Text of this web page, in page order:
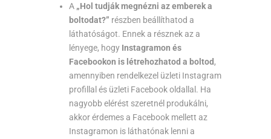
A „Hol tudják megnézni az emberek a
boltodat?” részben beállíthatod a
láthatóságot. Ennek a résznek az a
lényege, hogy Instagramon és
Facebookon is létrehozhatod a boltod ,
amennyiben rendelkezel üzleti Instagram
profillal és üzleti Facebook oldallal. Ha
nagyobb elérést szeretnél produkálni,
akkor érdemes a Facebook mellett az
Instagramon is láthatónak lenni a